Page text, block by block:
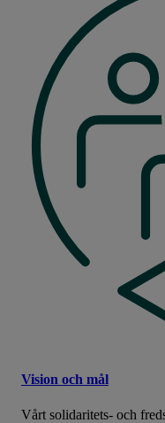
Vision och mål
Vårt solidaritets- och